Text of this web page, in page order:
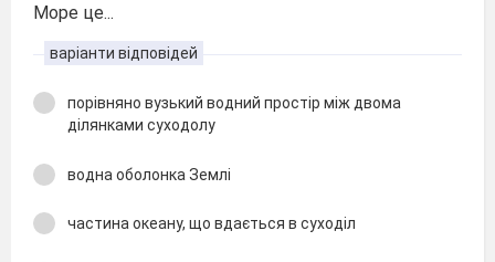
Море це...
варіанти відповідей
порівняно вузький водний простір між двома
ділянками суходолу
водна оболонка Землі
частина океану, що вдається в суходіл